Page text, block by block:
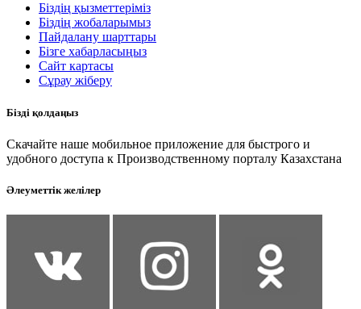
Біздің қызметтеріміз
Біздің жобаларымыз
Пайдалану шарттары
Бізге хабарласыңыз
Сайт картасы
Сұрау жіберу
Бізді қолдаңыз
Скачайте наше мобильное приложение для быстрого и
удобного доступа к Производственному порталу Казахстана
Әлеуметтік желілер